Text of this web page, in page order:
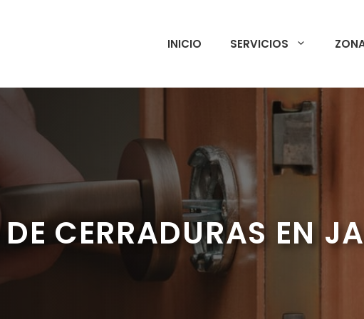
INICIO SERVICIOS
CERRADURAS EN